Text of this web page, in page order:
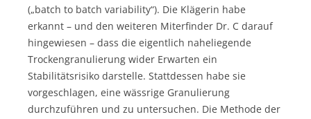
(„batch to batch variability“). Die Klägerin habe
erkannt – und den weiteren Miterfinder Dr. C darauf
hingewiesen – dass die eigentlich naheliegende
Trockengranulierung wider Erwarten ein
Stabilitätsrisiko darstelle. Stattdessen habe sie
vorgeschlagen, eine wässrige Granulierung
durchzuführen und zu untersuchen. Die Methode der